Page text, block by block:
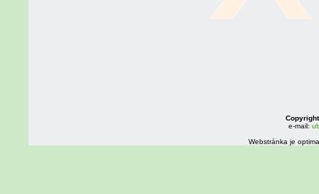
e-mail:
Webstránka je